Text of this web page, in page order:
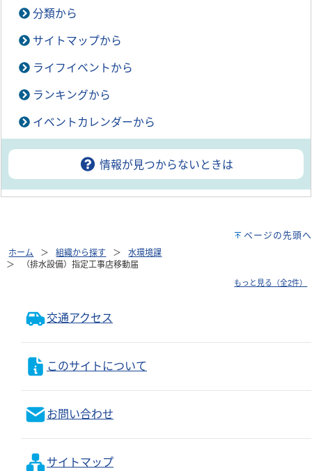
分類から
サイトマップから
ライフイベントから
ランキングから
イベントカレンダーから
情報が見つからないときは
ページの先頭へ
ホーム 組織から探す
水環境課
（排水設備）指定工事店移動届
もっと見る（全2件）
交通アクセス
このサイトについて
お問い合わせ
サイトマップ